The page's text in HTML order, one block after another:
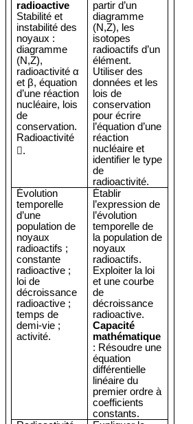
radioactive
Stabilité et
instabilité des
noyaux :
diagramme
(N,Z),
radioactivité α
et β, équation
d’une réaction
nucléaire, lois
de
conservation.
Radioactivité
.
partir d’un
diagramme
(N,Z), les
isotopes
radioactifs d’un
élément.
Utiliser des
données et les
lois de
conservation
pour écrire
l’équation d’une
réaction
nucléaire et
identifier le type
de
radioactivité.
Évolution
temporelle
d’une
population de
noyaux
radioactifs ;
constante
radioactive ;
loi de
décroissance
radioactive ;
temps de
demi-vie ;
activité.
Établir
l’expression de
l’évolution
temporelle de
la population de
noyaux
radioactifs.
Exploiter la loi
et une courbe
de
décroissance
radioactive.
Capacité
mathématique
: Résoudre une
équation
différentielle
linéaire du
premier ordre à
coefficients
constants.